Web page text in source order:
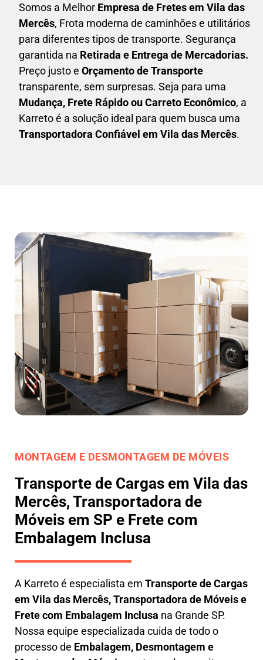
Somos a Melhor Empresa de Fretes em Vila das
Mercês, Frota moderna de caminhões e utilitários
para diferentes tipos de transporte. Segurança
garantida na Retirada e Entrega de Mercadorias.
Preço justo e Orçamento de Transporte
transparente, sem surpresas. Seja para uma
Mudança, Frete Rápido ou Carreto Econômico, a
Karretoé a solução ideal para quem busca uma
Transportadora Confiável em Vila das Mercês.
MONTAGEM E DESMONTAGEM DE MÓVEIS
Transporte de Cargas em Vila das
Mercês, Transportadora de
Móveis em SP e Frete com
Embalagem Inclusa
A Karretoé especialista em Transporte de Cargas
em Vila das Mercês,Transportadora de Móveis e
Frete com Embalagem Inclusa na Grande SP.
Nossa equipe especializada cuida de todo o
processo de Embalagem, Desmontagem e